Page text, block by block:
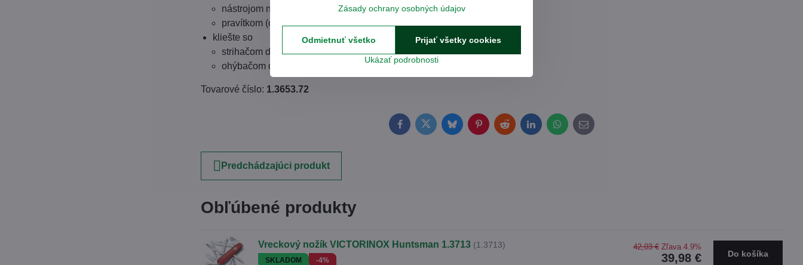
nástrojom na vyberanie háčika
pravítkom (cm+palce)
kliešte so
strihačom drôtu
ohýbačom drôtu
Tovarové číslo: 1.3653.72
FacebookTwitterBlueskyPinterestRedditLinkedInWhatsApp
E-
mail
Predchádzajúci produkt
Obľúbené produkty
Vreckový nožík VICTORINOX Huntsman 1.3713 (1.3713)
SKLADOM -4% 39,98 €
42,03 € Zľava 4.9%
Do košíka
Zásady ochrany osobných údajov
Ukázať podrobnosti
Prijať všetky cookies
Odmietnuť všetko